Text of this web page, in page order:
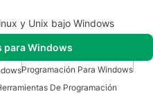
y Unix bajo Windows
para Windows
Programación Para Windows
De Programación